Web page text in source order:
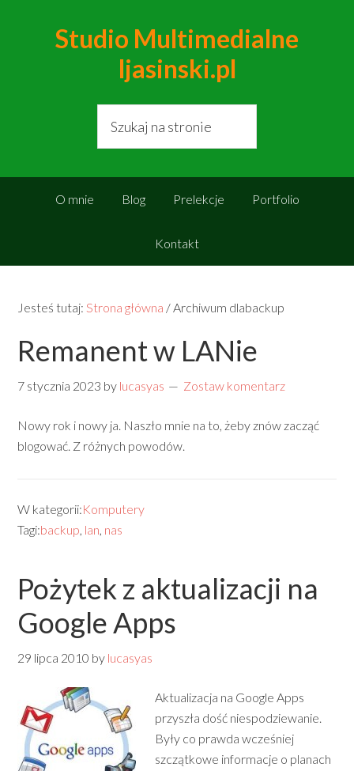
Studio Multimedialne
ljasinski.pl
O mnie Blog Prelekcje Portfolio
Kontakt
Jesteś tutaj:Strona główna /Archiwum dlabackup
Remanent w LANie
7 stycznia 2023 by lucasyas Zostaw komentarz
Nowy rok i nowy ja. Naszło mnie na to, żeby znów zacząć
blogować. Z różnych powodów.
W kategorii:Komputery
Tagi:backup, lan, nas
Pożytek z aktualizacji na
Google Apps
29 lipca 2010 by lucasyas
Aktualizacja na Google Apps
przyszła dość niespodziewanie.
Były co prawda wcześniej
szczątkowe informacje o planach